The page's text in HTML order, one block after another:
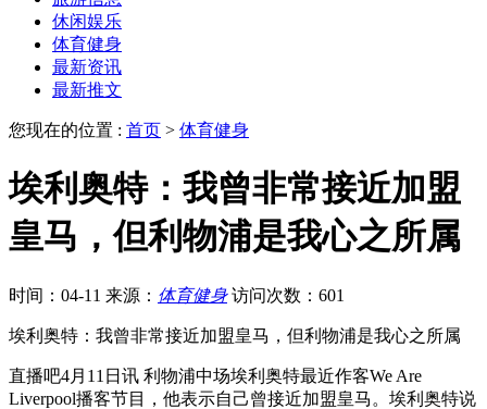
休闲娱乐
体育健身
最新资讯
最新推文
您现在的位置 : 首页 > 体育健身
埃利奥特：我曾非常接近加盟
皇马，但利物浦是我心之所属
时间：04-11 来源： 体育健身 访问次数：601
埃利奥特：我曾非常接近加盟皇马，但利物浦是我心之所属
直播吧4月11日讯 利物浦中场埃利奥特最近作客We Are
Liverpool播客节目，他表示自己曾接近加盟皇马。埃利奥特说